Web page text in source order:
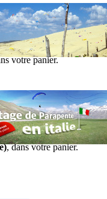
votre panier.
, dans votre panier.